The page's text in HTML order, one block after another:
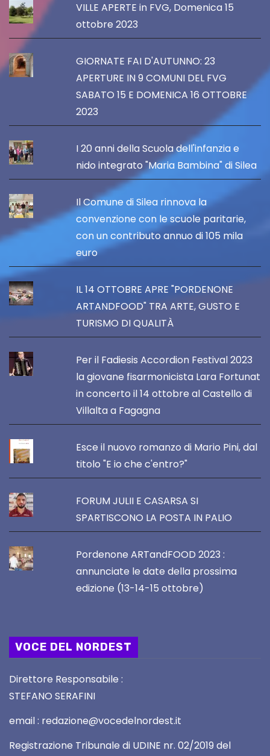
VILLE APERTE in FVG, Domenica 15
ottobre 2023
GIORNATE FAI D'AUTUNNO: 23
APERTURE IN 9 COMUNI DEL FVG
SABATO 15 E DOMENICA 16 OTTOBRE
2023
I 20 anni della Scuola dell'infanzia e
nido integrato "Maria Bambina" di Silea
Il Comune di Silea rinnova la
convenzione con le scuole paritarie,
con un contributo annuo di 105 mila
euro
IL 14 OTTOBRE APRE "PORDENONE
ARTANDFOOD" TRA ARTE, GUSTO E
TURISMO DI QUALITÀ
Per il Fadiesis Accordion Festival 2023
la giovane fisarmonicista Lara Fortunat
in concerto il 14 ottobre al Castello di
Villalta a Fagagna
Esce il nuovo romanzo di Mario Pini, dal
titolo "E io che c'entro?"
FORUM JULII E CASARSA SI
SPARTISCONO LA POSTA IN PALIO
Pordenone ARTandFOOD 2023 :
annunciate le date della prossima
edizione (13-14-15 ottobre)
VOCE DEL NORDEST
Direttore Responsabile :
STEFANO SERAFINI
email : redazione@vocedelnordest.it
Registrazione Tribunale di UDINE nr. 02/2019 del